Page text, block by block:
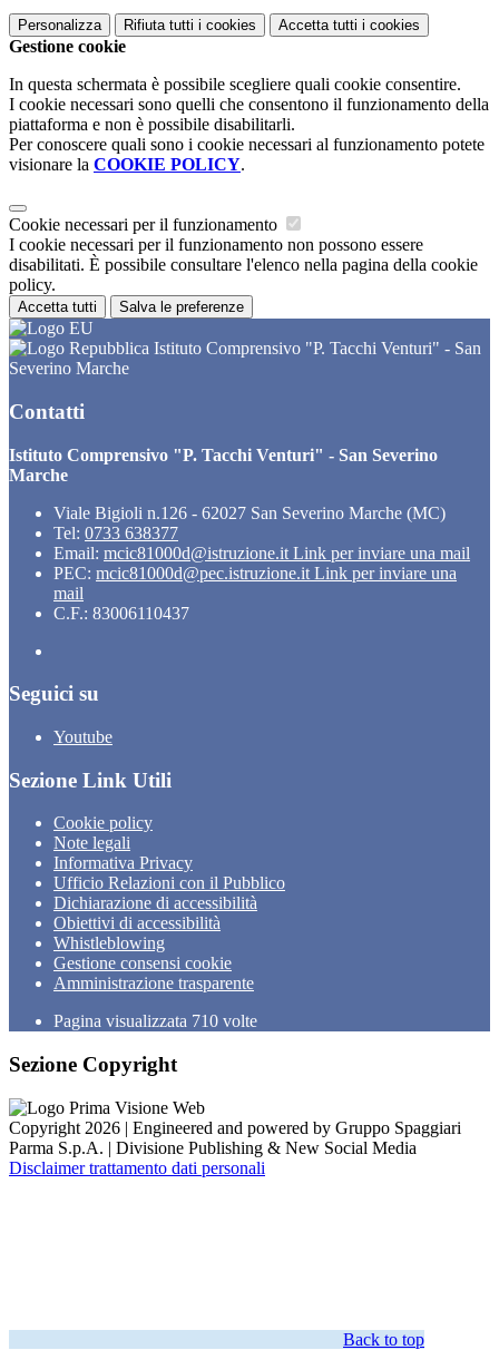
Personalizza Rifiuta tutti i cookies Accetta tutti i cookies
Gestione cookie
In questa schermata è possibile scegliere quali cookie consentire.
I cookie necessari sono quelli che consentono il funzionamento della
piattaforma e non è possibile disabilitarli.
Per conoscere quali sono i cookie necessari al funzionamento potete
visionare la COOKIE POLICY.
Cookie necessari per il funzionamento
I cookie necessari per il funzionamento non possono essere
disabilitati. È possibile consultare l'elenco nella pagina della cookie
policy.
Accetta tutti Salva le preferenze
Istituto Comprensivo "P. Tacchi Venturi" - San
Severino Marche
Contatti
Istituto Comprensivo "P. Tacchi Venturi" - San Severino
Marche
Viale Bigioli n.126 - 62027 San Severino Marche (MC)
Tel: 0733 638377
Email: mcic81000d@istruzione.it Link per inviare una mail
PEC: mcic81000d@pec.istruzione.it Link per inviare una
mail
C.F.: 83006110437
Seguici su
Youtube
Sezione Link Utili
Cookie policy
Note legali
Informativa Privacy
Ufficio Relazioni con il Pubblico
Dichiarazione di accessibilità
Obiettivi di accessibilità
Whistleblowing
Gestione consensi cookie
Amministrazione trasparente
Pagina visualizzata 710 volte
Sezione Copyright
Copyright 2026 | Engineered and powered by Gruppo Spaggiari
Parma S.p.A. | Divisione Publishing & New Social Media
Disclaimer trattamento dati personali
Back to top